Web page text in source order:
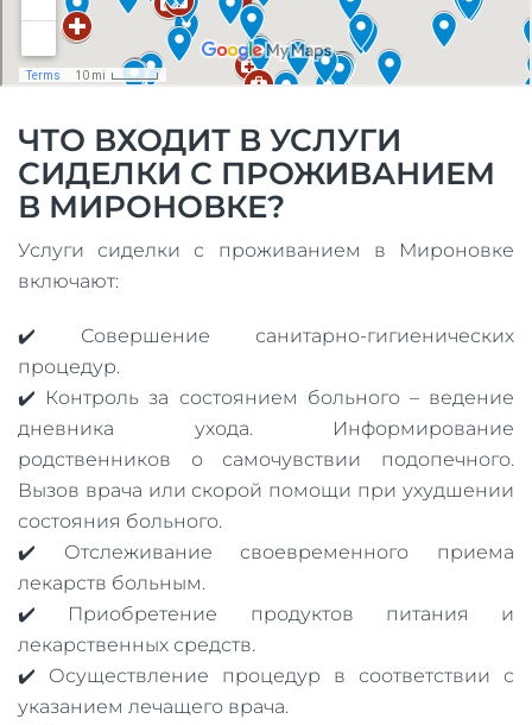
ЧТО ВХОДИТ В УСЛУГИ
СИДЕЛКИ С ПРОЖИВАНИЕМ
В МИРОНОВКЕ?
Услуги сиделки с проживанием в Мироновке
включают:
✔️ Совершение санитарно-гигиенических
процедур.
✔️ Контроль за состоянием больного – ведение
дневника ухода. Информирование
родственников о самочувствии подопечного.
Вызов врача или скорой помощи при ухудшении
состояния больного.
✔️ Отслеживание своевременного приема
лекарств больным.
✔️ Приобретение продуктов питания и
лекарственных средств.
✔️ Осуществление процедур в соответствии с
указанием лечащего врача.